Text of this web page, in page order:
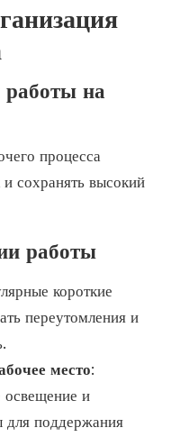
работы на
процесса
сохранять высокий
работы
короткие
переутомления и
место:
освещение и
для поддержания